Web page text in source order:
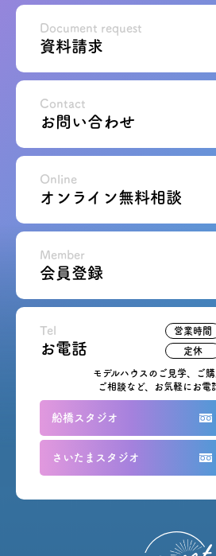
資料請求
Document request
お問い合わせ
Contact
オンライン無料相談
Online
会員登録
Member
Tel
お電話
モデルハウスのご見学、ご
ご相談など、お気軽にお電
船橋スタジオ
さいたまスタジオ
営業時間
定休